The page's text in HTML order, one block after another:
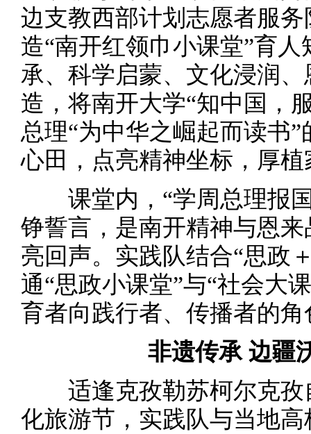
边支教西部计划志愿者服
造“南开红领巾小课堂”育
承、科学启蒙、文化浸润
造，将南开大学“知中国，
总理“为中华之崛起而读书
心田，点亮精神坐标，厚
课堂内，“学周总理报国
铮誓言，是南开精神与恩
亮回声。实践队结合“思政
通“思政小课堂”与“社会大
育者向践行者、传播者的
非遗传承 边疆
适逢克孜勒苏柯尔克孜
化旅游节，实践队与当地